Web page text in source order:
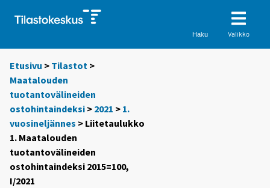
Haku Valikko
Etusivu > Tilastot >
Maatalouden
tuotantovälineiden
ostohintaindeksi > 2021 > 1.
vuosineljännes > Liitetaulukko
1. Maatalouden
tuotantovälineiden
ostohintaindeksi 2015=100,
I/2021